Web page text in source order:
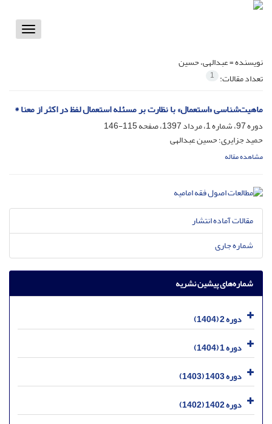
Toggle
نویسنده =عبدالهی، حسین
تعداد مقالات: 1
ماهیت‌شناسی «استعمال» با نظارت بر مسئله استعمال لفظ در اکثر از معنا *
دوره 97، شماره 1، مرداد 1397، صفحه
115-146
حمید جزایری؛ حسین عبدالهی
مشاهده مقاله
مقالات آماده انتشار
شماره جاری
شماره‌های پیشین نشریه
دوره 2 (1404)
دوره 1 (1404)
دوره 1403 (1403)
دوره 1402 (1402)